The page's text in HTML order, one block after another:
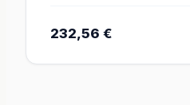
232,56 €